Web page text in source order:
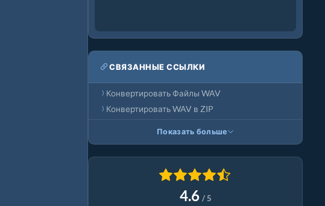
СВЯЗАННЫЕ ССЫЛКИ
Конвертировать Файлы WAV
Конвертировать WAV в ZIP
Показать больше
4.6 / 5